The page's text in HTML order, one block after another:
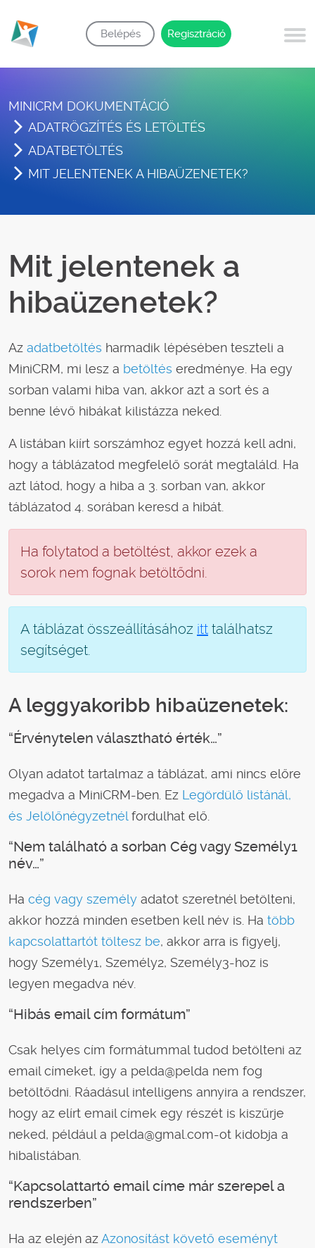
Belépés Regisztráció
MINICRM DOKUMENTÁCIÓ
ADATRÖGZÍTÉS ÉS LETÖLTÉS
ADATBETÖLTÉS
MIT JELENTENEK A HIBAÜZENETEK?
Mit jelentenek a
hibaüzenetek?
Az adatbetöltés harmadik lépésében teszteli a
MiniCRM, mi lesz a betöltés eredménye. Ha egy
sorban valami hiba van, akkor azt a sort és a
benne lévő hibákat kilistázza neked.
A listában kiírt sorszámhoz egyet hozzá kell adni,
hogy a táblázatod megfelelő sorát megtaláld. Ha
azt látod, hogy a hiba a 3. sorban van, akkor
táblázatod 4. sorában keresd a hibát.
Ha folytatod a betöltést, akkor ezek a
sorok nem fognak betöltődni.
A táblázat összeállításához itt találhatsz
segítséget.
A leggyakoribb hibaüzenetek:
“Érvénytelen választható érték…”
Olyan adatot tartalmaz a táblázat, ami nincs előre
megadva a MiniCRM-ben. Ez Legördülő listánál,
és Jelölőnégyzetnél fordulhat elő.
“Nem található a sorban Cég vagy Személy1
név…”
Ha cég vagy személy adatot szeretnél betölteni,
akkor hozzá minden esetben kell név is. Ha több
kapcsolattartót töltesz be, akkor arra is figyelj,
hogy Személy1, Személy2, Személy3-hoz is
legyen megadva név.
“Hibás email cím formátum”
Csak helyes cím formátummal tudod betölteni az
email címeket, így a pelda@pelda nem fog
betöltődni. Ráadásul intelligens annyira a rendszer,
hogy az elírt email címek egy részét is kiszűrje
neked, például a pelda@gmal.com-ot kidobja a
hibalistában.
“Kapcsolattartó email címe már szerepel a
rendszerben”
Ha az elején azAzonosítást követő eseményt